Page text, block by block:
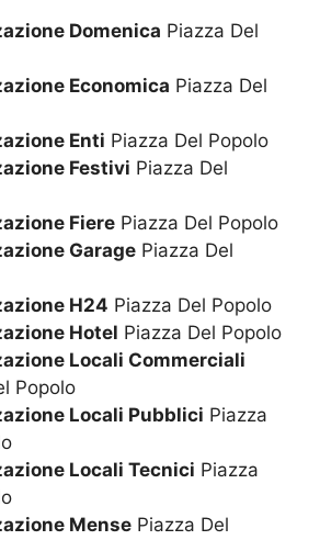
Domenica Piazza Del
Economica Piazza Del
Enti Piazza Del Popolo
Festivi Piazza Del
Fiere Piazza Del Popolo
Garage Piazza Del
H24 Piazza Del Popolo
Hotel Piazza Del Popolo
Locali Commerciali
Popolo
Locali Pubblici Piazza
Locali Tecnici Piazza
Mense Piazza Del